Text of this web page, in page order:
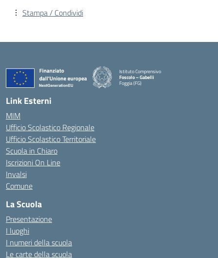
Stampa / Condividi
Istituto Comprensivo
Foscolo – Gabelli
Foggia (FG)
— Visita la pagina iniziale della scuola
Link Esterni
MIM
Ufficio Scolastico Regionale
Ufficio Scolastico Territoriale
Scuola in Chiaro
Iscrizioni On Line
Invalsi
Comune
La Scuola
Presentazione
I luoghi
I numeri della scuola
Le carte della scuola